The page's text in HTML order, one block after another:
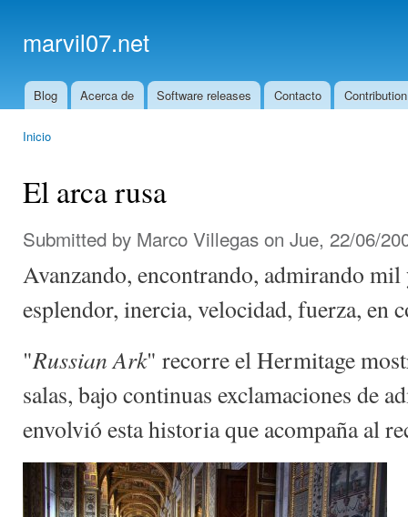
marvil07.net
Main menu
Blog Acerca de Software releases Contacto
Inicio
El arca rusa
Submitted by Marco Villegas on Jue, 22/06/
Avanzando, encontrando, admirando
esplendor, inercia, velocidad, fuerza, en
"Russian Ark" recorre el Hermitage
salas, bajo continuas exclamaciones de
envolvió esta historia que acompaña al